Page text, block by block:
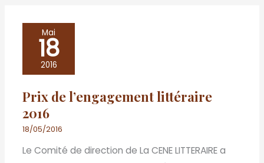
Mai
18
2016
Prix de l’engagement littéraire
2016
18/05/2016
Le Comité de direction de La CENE LITTERAIRE a
l’engagement
2016